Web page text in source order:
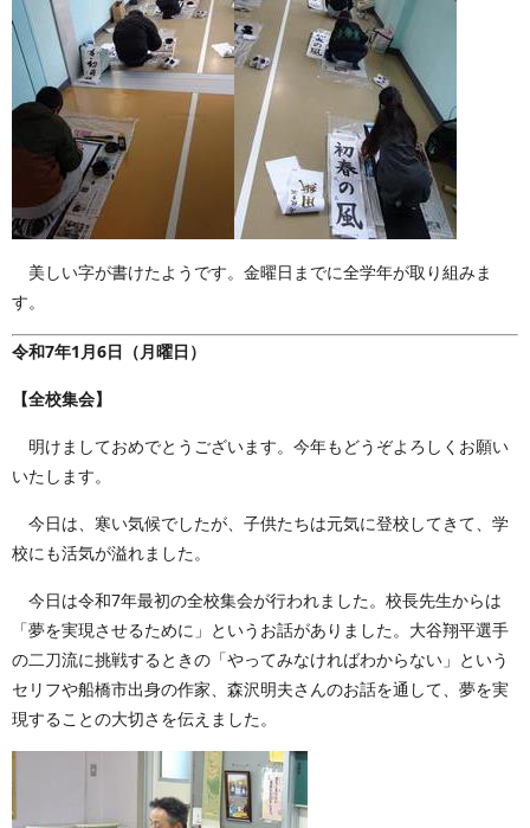
美しい字が書けたようです。金曜日までに全学年が取り組みま
す。
令和7年1月6日（月曜日）
【全校集会】
明けましておめでとうございます。今年もどうぞよろしくお願い
いたします。
今日は、寒い気候でしたが、子供たちは元気に登校してきて、学
校にも活気が溢れました。
今日は令和7年最初の全校集会が行われました。校長先生からは
「夢を実現させるために」というお話がありました。大谷翔平選手
の二刀流に挑戦するときの「やってみなければわからない」という
セリフや船橋市出身の作家、森沢明夫さんのお話を通して、夢を実
現することの大切さを伝えました。